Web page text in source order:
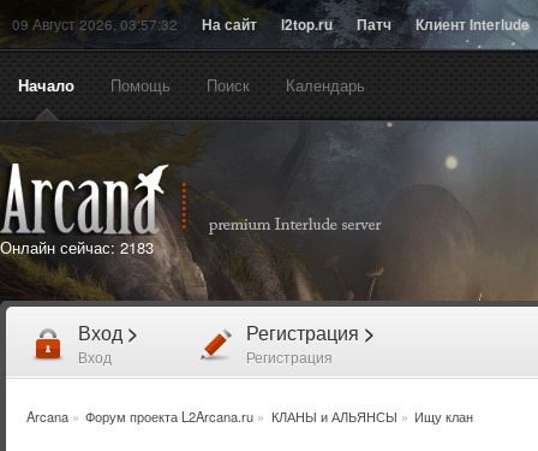
09 Август 2026, 03:57:32 На сайт l2top.ru Патч Клиент Interlude
Начало Помощь Поиск Календарь
Онлайн сейчас: 2183
Вход >
Вход
Регистрация >
Регистрация
Arcana» Форум проекта L2Arcana.ru » КЛАНЫ и АЛЬЯНСЫ » Ищу клан